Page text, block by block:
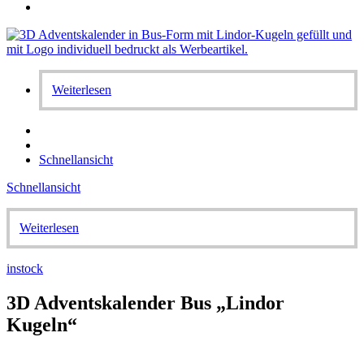
Weiterlesen
Schnellansicht
Schnellansicht
Weiterlesen
instock
3D Adventskalender Bus „Lindor
Kugeln“